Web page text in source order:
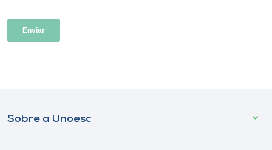
Sobre a Unoesc